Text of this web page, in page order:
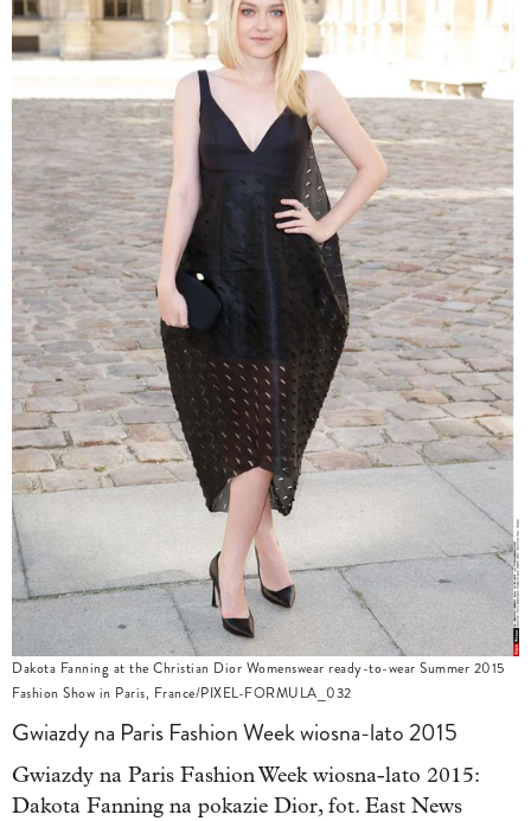
Dakota Fanning at the Christian Dior Womenswear ready-to-wear Summer 2015
Fashion Show in Paris, France/PIXEL-FORMULA_032
Gwiazdy na Paris Fashion Week wiosna-lato 2015
Gwiazdy na Paris Fashion Week wiosna-lato 2015:
Dakota Fanning na pokazie Dior, fot. East News